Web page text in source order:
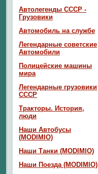
Автолегенды СССР -
Грузовики
Автомобиль на службе
Легендарные советские
Автомобили
Полицейские машины
мира
Легендарные грузовики
СССР
Тракторы. История,
люди
Наши Автобусы
(MODIMIO)
Наши Танки (MODIMIO)
Наши Поезда (MODIMIO)